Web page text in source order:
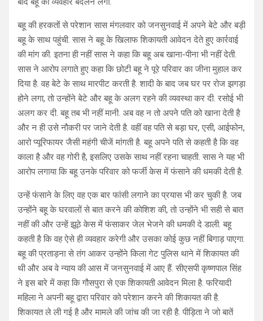
बहू की हरकतों से परेशान सास मंगलवार को जनसुनवाई में अपने बेटे और बड़ी
बहू के साथ पहुंची. सास ने बहू के खिलाफ शिकायती आवेदन देते हुए कार्रवाई
की मांग की. इतना ही नहीं सास ने कहा कि बहू अब खाना-पीना भी नहीं देती.
सास ने आरोप लगाते हुए कहा कि छोटी बहू ने पूरे परिवार का जीना मुहाल कर
दिया है. वह बेटे के साथ मारपीट करती है. शादी के बाद जब घर पर रोज झगड़ा
होने लगा, तो उन्होंने बेटे और बहू के अलग रहने की व्यवस्था कर दी. रसोई भी
अलग कर दी. बहू तब भी नहीं मानी. अब वह न तो अपने पति को खाना देती है
और न ही उसे नौकरी पर जाने देती है. वहीं वह पति से बड़ा घर, एसी, आईफोन,
आरो प्यूरिफायर जैसी महंगी चीजें मांगती है. बहू अपने पति से कहती है कि वह
काला है और वह गोरी है, इसलिए उसके साथ नहीं रहना चाहती. सास ने यह भी
आरोप लगाया कि बहू उनके परिवार को फर्जी केस में फंसाने की धमकी देती है.
उन्हें फंसाने के लिए वह एक बार फांसी लगाने का प्रयास भी कर चुकी है. जब
उन्होंने बहू के घरवालों से बात करने की कोशिश की, तो उन्होंने भी सही से बात
नहीं की और उन्हें झूठे केस में फंसाकर जेल भेजने की धमकी दे डाली. बहू
कहती है कि वह ऐसे ही व्यवहार करेगी और उसका कोई कुछ नहीं बिगाड़ पाएगा.
बहू की प्रताड़ना से तंग आकर उन्होंने किला गेट पुलिस थाने में शिकायत की
थी और अब वे न्याय की आस में जनसुनवाई में आए हैं. सीएसपी कृष्णपाल सिंह
ने इस बारे में कहा कि गौसपुरा से एक शिकायती आवेदन मिला है. फरियादी
महिला ने अपनी बहू द्वारा परिवार को परेशान करने की शिकायत की है.
शिकायत ले ली गई है और मामले की जांच की जा रही है. पीड़िता ने जो बातें